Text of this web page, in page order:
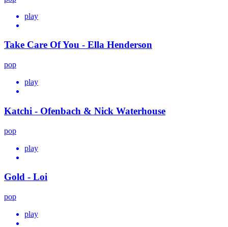
play
Take Care Of You - Ella Henderson
pop
play
Katchi - Ofenbach & Nick Waterhouse
pop
play
Gold - Loi
pop
play